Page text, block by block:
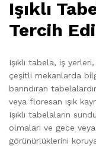
Işıklı
Tercih
Işıklı tabela, iş
çeşitli mekanlarda
barındıran
veya floresan ışık
Işıklı tabelaların
olmaları ve gece
görünürlüklerini